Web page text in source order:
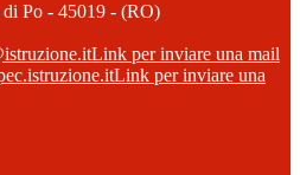
Po - 45019 - (RO)
Link per inviare una mail
Link per inviare una